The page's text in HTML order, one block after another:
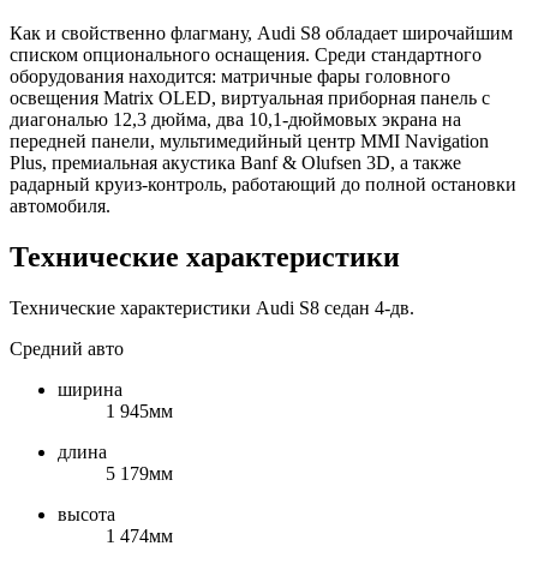
Как и свойственно флагману, Audi S8 обладает широчайшим
списком опционального оснащения. Среди стандартного
оборудования находится: матричные фары головного
освещения Matrix OLED, виртуальная приборная панель с
диагональю 12,3 дюйма, два 10,1-дюймовых экрана на
передней панели, мультимедийный центр MMI Navigation
Plus, премиальная акустика Banf & Olufsen 3D, а также
радарный круиз-контроль, работающий до полной остановки
автомобиля.
Технические характеристики
Технические характеристики Audi S8 седан 4-дв.
Средний авто
ширина
1 945мм
длина
5 179мм
высота
1 474мм